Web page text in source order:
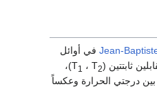
Jean- في أوائل
1 ، T2
)،
درجتي الحرارة وعكساً